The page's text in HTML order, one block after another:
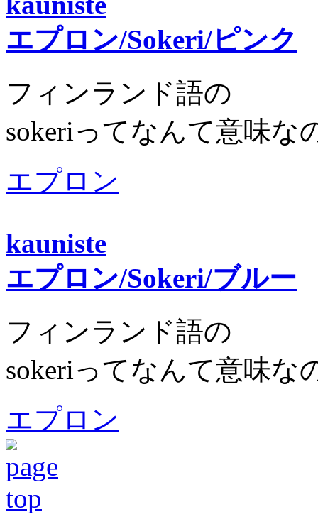
エプロン/Sokeri/ピンク
フィンランド語の
sokeriってなんて意味な
エプロン
kauniste
エプロン/Sokeri/ブルー
フィンランド語の
sokeriってなんて意味な
エプロン